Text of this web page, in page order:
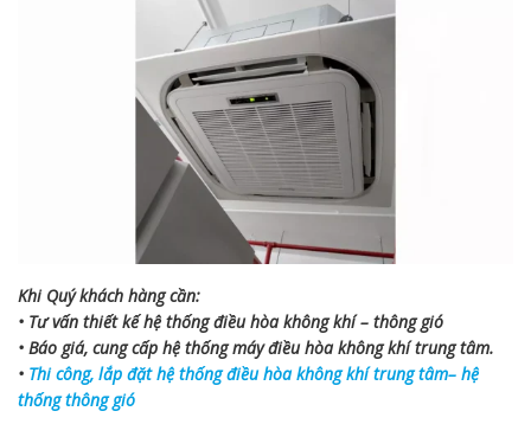
Khi Quý khách hàng cần:
• Tư vấn thiết kế hệ thống điều hòa không khí – thông gió
• Báo giá, cung cấp hệ thống máy điều hòa không khí trung tâm.
• Thi công, lắp đặt hệ thống điều hòa không khí trung tâm– hệ
thống thông gió